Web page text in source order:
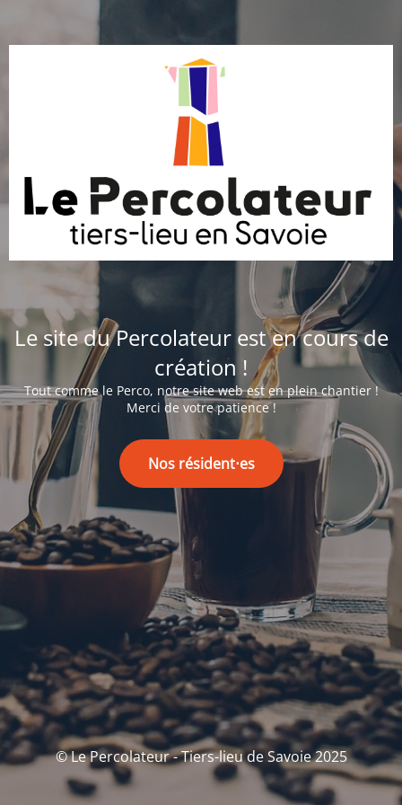
Le site du Percolateur est en cours de
création !
Tout comme le Perco, notre site web est en plein chantier !
Merci de votre patience !
Nos résident⋅es
© Le Percolateur - Tiers-lieu de Savoie 2025